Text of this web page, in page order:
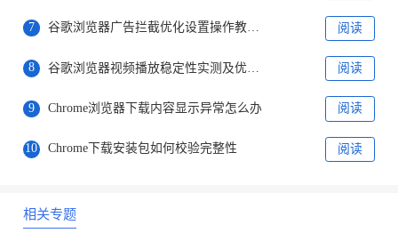
7 谷歌浏览器广告拦截优化设置操作教程解析分享 阅读
8 谷歌浏览器视频播放稳定性实测及优化方案 阅读
9 Chrome浏览器下载内容显示异常怎么办 阅读
10 Chrome下载安装包如何校验完整性 阅读
相关专题